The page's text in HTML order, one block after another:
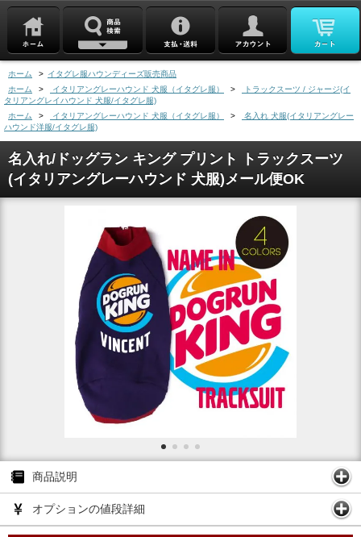
ホーム > イタグレ服ハウンディーズ販売商品
ホーム
> イタリアングレーハウンド 犬服（イタグレ服） >
トラックスーツ / ジャージ(イ
タリアングレイハウンド 犬服/イタグレ服)
ホーム
> イタリアングレーハウンド 犬服（イタグレ服） >
名入れ 犬服(イタリアングレー
ハウンド洋服/イタグレ服)
名入れ/ドッグラン キング プリント トラックスーツ
(イタリアングレーハウンド 犬服)メール便OK
商品説明
オプションの値段詳細